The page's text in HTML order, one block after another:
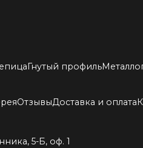
Гнутый профиль
ОтзывыДоставка и оплата
5-Б, оф. 1